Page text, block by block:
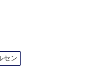
セン